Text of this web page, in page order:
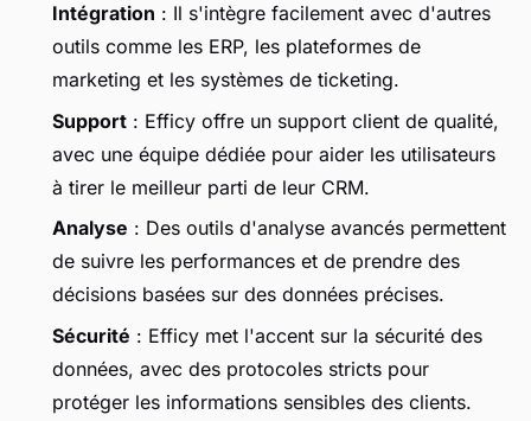
Intégration : Il s'intègre facilement avec d'autres
outils comme les ERP, les plateformes de
marketing et les systèmes de ticketing.
Support : Efficy offre un support client de qualité,
avec une équipe dédiée pour aider les utilisateurs
à tirer le meilleur parti de leur CRM.
Analyse : Des outils d'analyse avancés permettent
de suivre les performances et de prendre des
décisions basées sur des données précises.
Sécurité : Efficy met l'accent sur la sécurité des
données, avec des protocoles stricts pour
protéger les informations sensibles des clients.